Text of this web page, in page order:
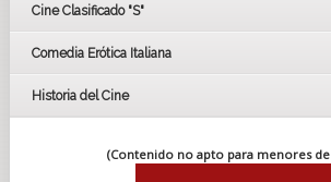
Cine Clasificado "S"
Comedia Erótica Italiana
Historia del Cine
(Contenido no apto para menores de